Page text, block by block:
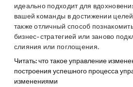
идеально подходит для
вашей команды в достижении
также отличный способ
бизнес-стратегией или заново
слияния или поглощения.
Читать: что такое управление
построения успешного процесса
изменениями